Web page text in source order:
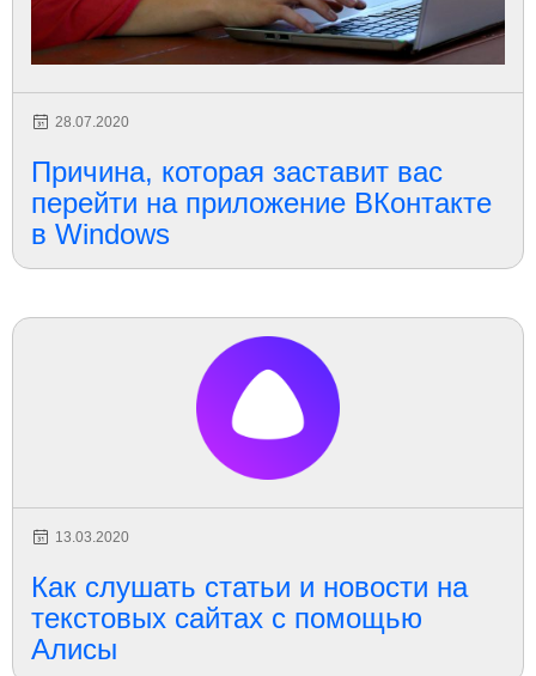
28.07.2020
Причина, которая заставит вас
перейти на приложение ВКонтакте
в Windows
13.03.2020
Как слушать статьи и новости на
текстовых сайтах с помощью
Алисы